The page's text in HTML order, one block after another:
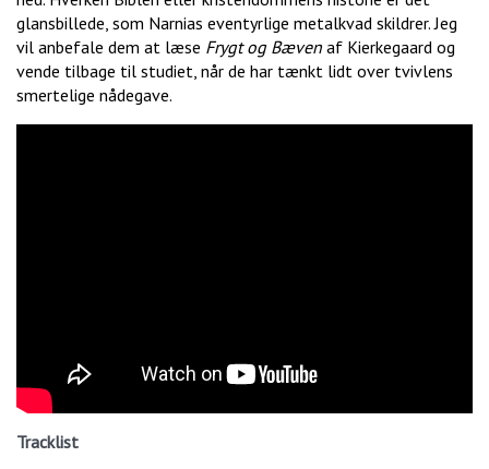
glansbillede, som Narnias eventyrlige metalkvad skildrer. Jeg
vil anbefale dem at læse Frygt og Bæven af Kierkegaard og
vende tilbage til studiet, når de har tænkt lidt over tvivlens
smertelige nådegave.
Tracklist